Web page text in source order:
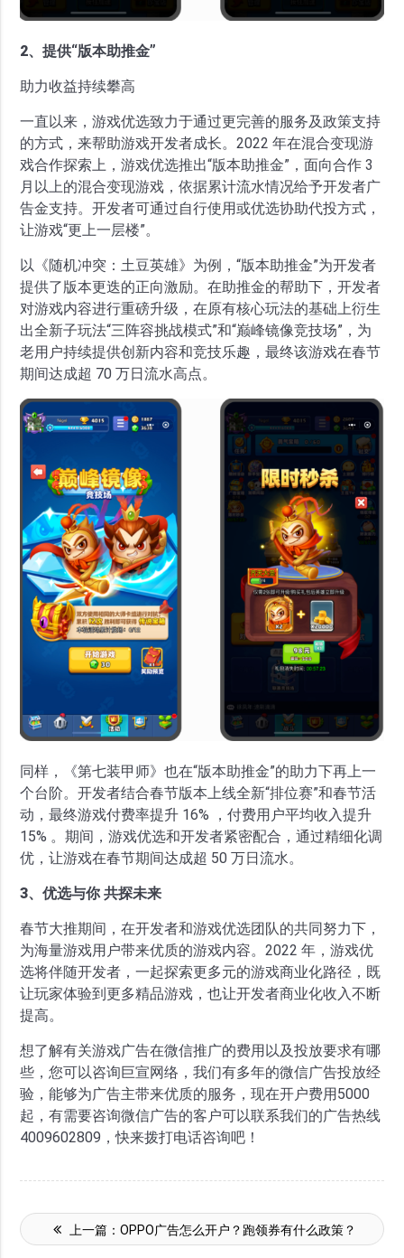
2、提供“版本助推金”
助力收益持续攀高
一直以来，游戏优选致力于通过更完善的服务及政策支持
的方式，来帮助游戏开发者成长。2022 年在混合变现游
戏合作探索上，游戏优选推出“版本助推金”，面向合作 3
月以上的混合变现游戏，依据累计流水情况给予开发者广
告金支持。开发者可通过自行使用或优选协助代投方式，
让游戏“更上一层楼”。
以《随机冲突：土豆英雄》为例，“版本助推金”为开发者
提供了版本更迭的正向激励。在助推金的帮助下，开发者
对游戏内容进行重磅升级，在原有核心玩法的基础上衍生
出全新子玩法“三阵容挑战模式”和“巅峰镜像竞技场”，为
老用户持续提供创新内容和竞技乐趣，最终该游戏在春节
期间达成超 70 万日流水高点。
同样，《第七装甲师》也在“版本助推金”的助力下再上一
个台阶。开发者结合春节版本上线全新“排位赛”和春节活
动，最终游戏付费率提升 16% ，付费用户平均收入提升
15% 。期间，游戏优选和开发者紧密配合，通过精细化调
优，让游戏在春节期间达成超 50 万日流水。
3、优选与你 共探未来
春节大推期间，在开发者和游戏优选团队的共同努力下，
为海量游戏用户带来优质的游戏内容。2022 年，游戏优
选将伴随开发者，一起探索更多元的游戏商业化路径，既
让玩家体验到更多精品游戏，也让开发者商业化收入不断
提高。
想了解有关游戏广告在微信推广的费用以及投放要求有哪
些，您可以咨询巨宣网络，我们有多年的微信广告投放经
验，能够为广告主带来优质的服务，现在开户费用5000
起，有需要咨询微信广告的客户可以联系我们的广告热线
4009602809，快来拨打电话咨询吧！
上一篇： OPPO广告怎么开户？跑领券有什么政策？